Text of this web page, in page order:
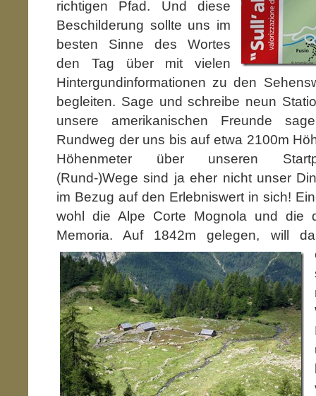
richtigen Pfad. Und diese
Beschilderung sollte uns im
besten Sinne des Wortes
den Tag über mit vielen
Hintergundinformationen zu den
begleiten. Sage und schreibe neun
unsere amerikanischen Freunde
Rundweg der uns bis auf etwa 2100m
Höhenmeter über unseren
(Rund-)Wege sind ja eher nicht unser
im Bezug auf den Erlebniswert in sich!
wohl die Alpe Corte Mognola und die
Memoria. Auf 1842m gelegen, will